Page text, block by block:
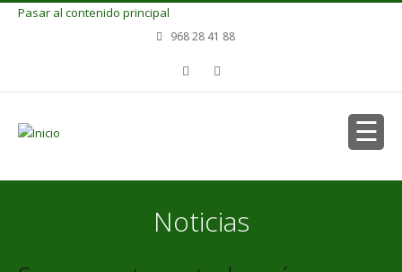
Pasar al contenido principal
968 28 41 88
Noticias